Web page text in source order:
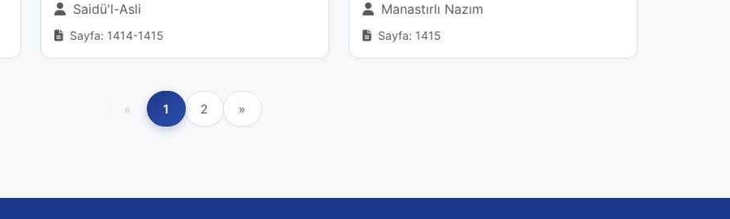
Saidü'l-Asli
Sayfa: 1414-1415
Manastırlı Nazım
Sayfa: 1415
« 1 2 »